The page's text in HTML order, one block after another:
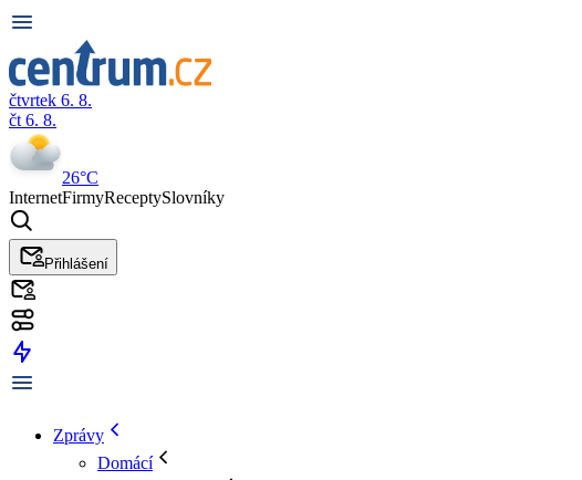
čtvrtek 6. 8.
čt 6. 8.
26°C
InternetFirmyReceptySlovníky
Přihlášení
Zprávy
Domácí